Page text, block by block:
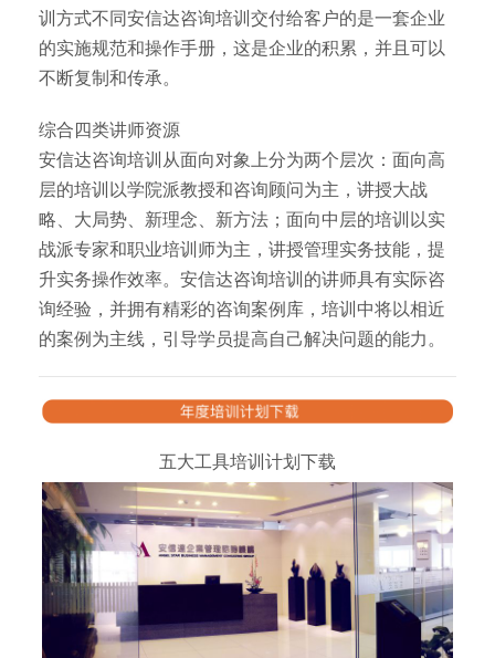
训方式不同安信达咨询培训交付给客户的是一套企业
的实施规范和操作手册，这是企业的积累，并且可以
不断复制和传承。
综合四类讲师资源
安信达咨询培训从面向对象上分为两个层次：面向高
层的培训以学院派教授和咨询顾问为主，讲授大战
略、大局势、新理念、新方法；面向中层的培训以实
战派专家和职业培训师为主，讲授管理实务技能，提
升实务操作效率。安信达咨询培训的讲师具有实际咨
询经验，并拥有精彩的咨询案例库，培训中将以相近
的案例为主线，引导学员提高自己解决问题的能力。
五大工具培训计划下载